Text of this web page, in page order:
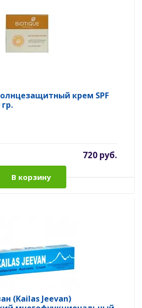
крем SPF
720 руб.
В корзину
(Kailas Jeevan)